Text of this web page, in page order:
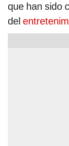
que han sido
del